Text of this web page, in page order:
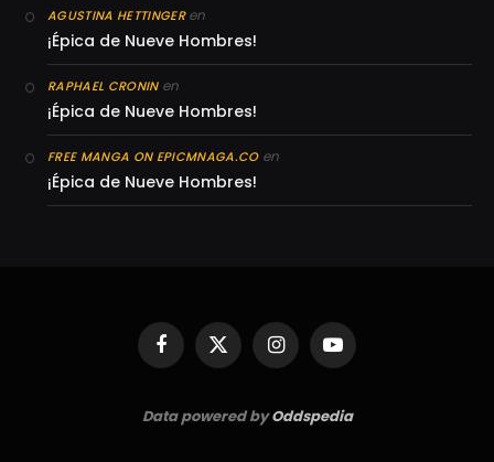
AGUSTINA HETTINGERen
¡Épica de Nueve Hombres!
RAPHAEL CRONINen
¡Épica de Nueve Hombres!
FREE MANGA ON EPICMNAGA.COen
¡Épica de Nueve Hombres!
Facebook
X
(Twitter)
InstagramYouTube
Data powered byOddspedia